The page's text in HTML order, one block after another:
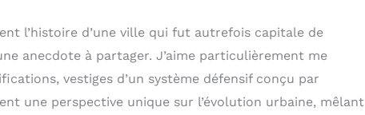
l’histoire d’une ville qui fut autrefois capitale de
anecdote à partager. J’aime particulièrement me
vestiges d’un système défensif conçu par
une perspective unique sur l’évolution urbaine, mêlant